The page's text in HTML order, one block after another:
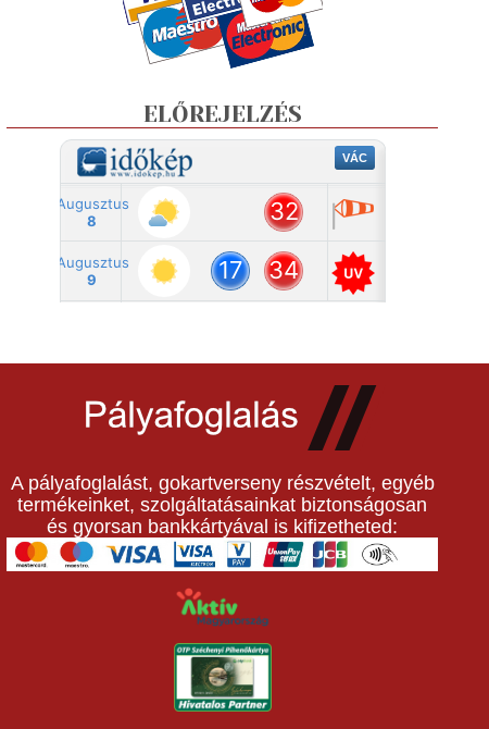
ELŐREJELZÉS
A pályafoglalást, gokartverseny részvételt, egyéb
termékeinket, szolgáltatásainkat biztonságosan
és gyorsan bankkártyával is kifizetheted: